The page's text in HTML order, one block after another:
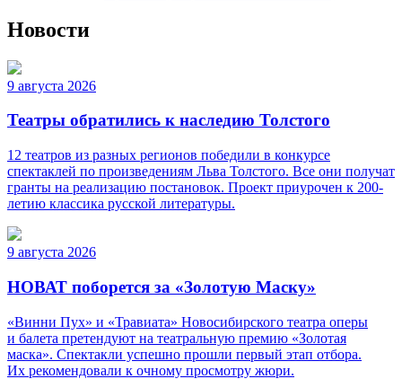
Новости
9 августа 2026
Театры обратились к наследию Толстого
12 театров из разных регионов победили в конкурсе
спектаклей по произведениям Льва Толстого. Все они получат
гранты на реализацию постановок. Проект приурочен к 200-
летию классика русской литературы.
9 августа 2026
НОВАТ поборется за «Золотую Маску»
«Винни Пух» и «Травиата» Новосибирского театра оперы
и балета претендуют на театральную премию «Золотая
маска». Спектакли успешно прошли первый этап отбора.
Их рекомендовали к очному просмотру жюри.